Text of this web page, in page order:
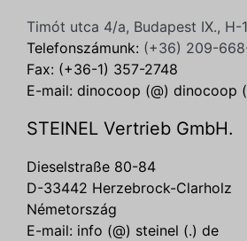
Timót utca 4/a, Budapest IX., H-
Telefonszámunk: (+36) 209-
Fax: (+36-1) 357-2748
E-mail: dinocoop (@) dinocoop
STEINEL Vertrieb GmbH.
Dieselstraße 80-84
D-33442 Herzebrock-Clarholz
Németország
E-mail: info (@) steinel (.) de